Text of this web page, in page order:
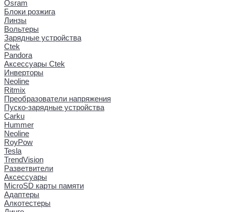
Osram
Блоки розжига
Линзы
Вольтеры
Зарядные устройства
Ctek
Pandora
Аксессуары Ctek
Инверторы
Neoline
Ritmix
Преобразователи напряжения
Пуско-зарядные устройства
Carku
Hummer
Neoline
RoyPow
Tesla
TrendVision
Разветвители
Аксессуары
MicroSD карты памяти
Адаптеры
Алкотестеры